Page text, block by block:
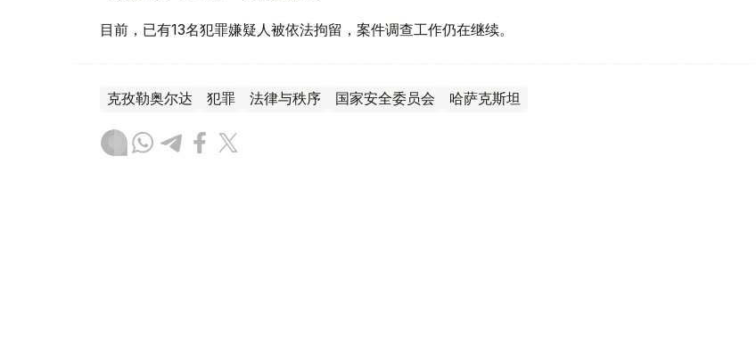
目前，已有13名犯罪嫌疑人被依法拘留，案件调查工作仍在继续。
克孜勒奥尔达 犯罪 法律与秩序 国家安全委员会 哈萨克斯坦